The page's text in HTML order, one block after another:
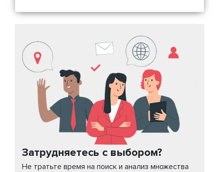
Затрудняетесь с выбором?
Не тратьте время на поиск и анализ множества